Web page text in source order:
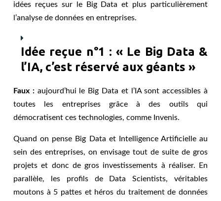
idées reçues sur le Big Data et plus particulièrement
l’analyse de données en entreprises.
Idée reçue n°1 : « Le Big Data &
l’IA, c’est réservé aux géants »
Faux : aujourd’hui le Big Data et l’IA sont accessibles à
toutes les entreprises grâce à des outils qui
démocratisent ces technologies, comme Invenis.
Quand on pense Big Data et Intelligence Artificielle au
sein des entreprises, on envisage tout de suite de gros
projets et donc de gros investissements à réaliser. En
parallèle, les profils de Data Scientists, véritables
moutons à 5 pattes et héros du traitement de données